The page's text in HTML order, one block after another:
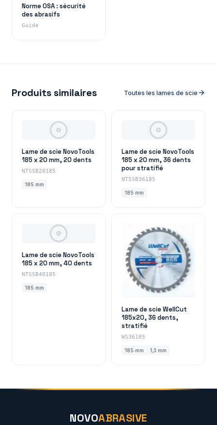
Norme OSA : sécurité
des abrasifs
Guide
Produits similaires Toutes les lames de scie
Lame de scie NovoTools
185 x 20 mm, 20 dents
NTSSB20185
185 mm
Lame de scie NovoTools
185 x 20 mm, 36 dents
pour stratifié
NTSSB36185
185 mm
Lame de scie NovoTools
185 x 20 mm, 40 dents
NTSSB40185
185 mm
Lame de scie WellCut
185x20, 36 dents,
stratifié
WS36185
185 mm 1,3 mm
NOVOABRASIVE